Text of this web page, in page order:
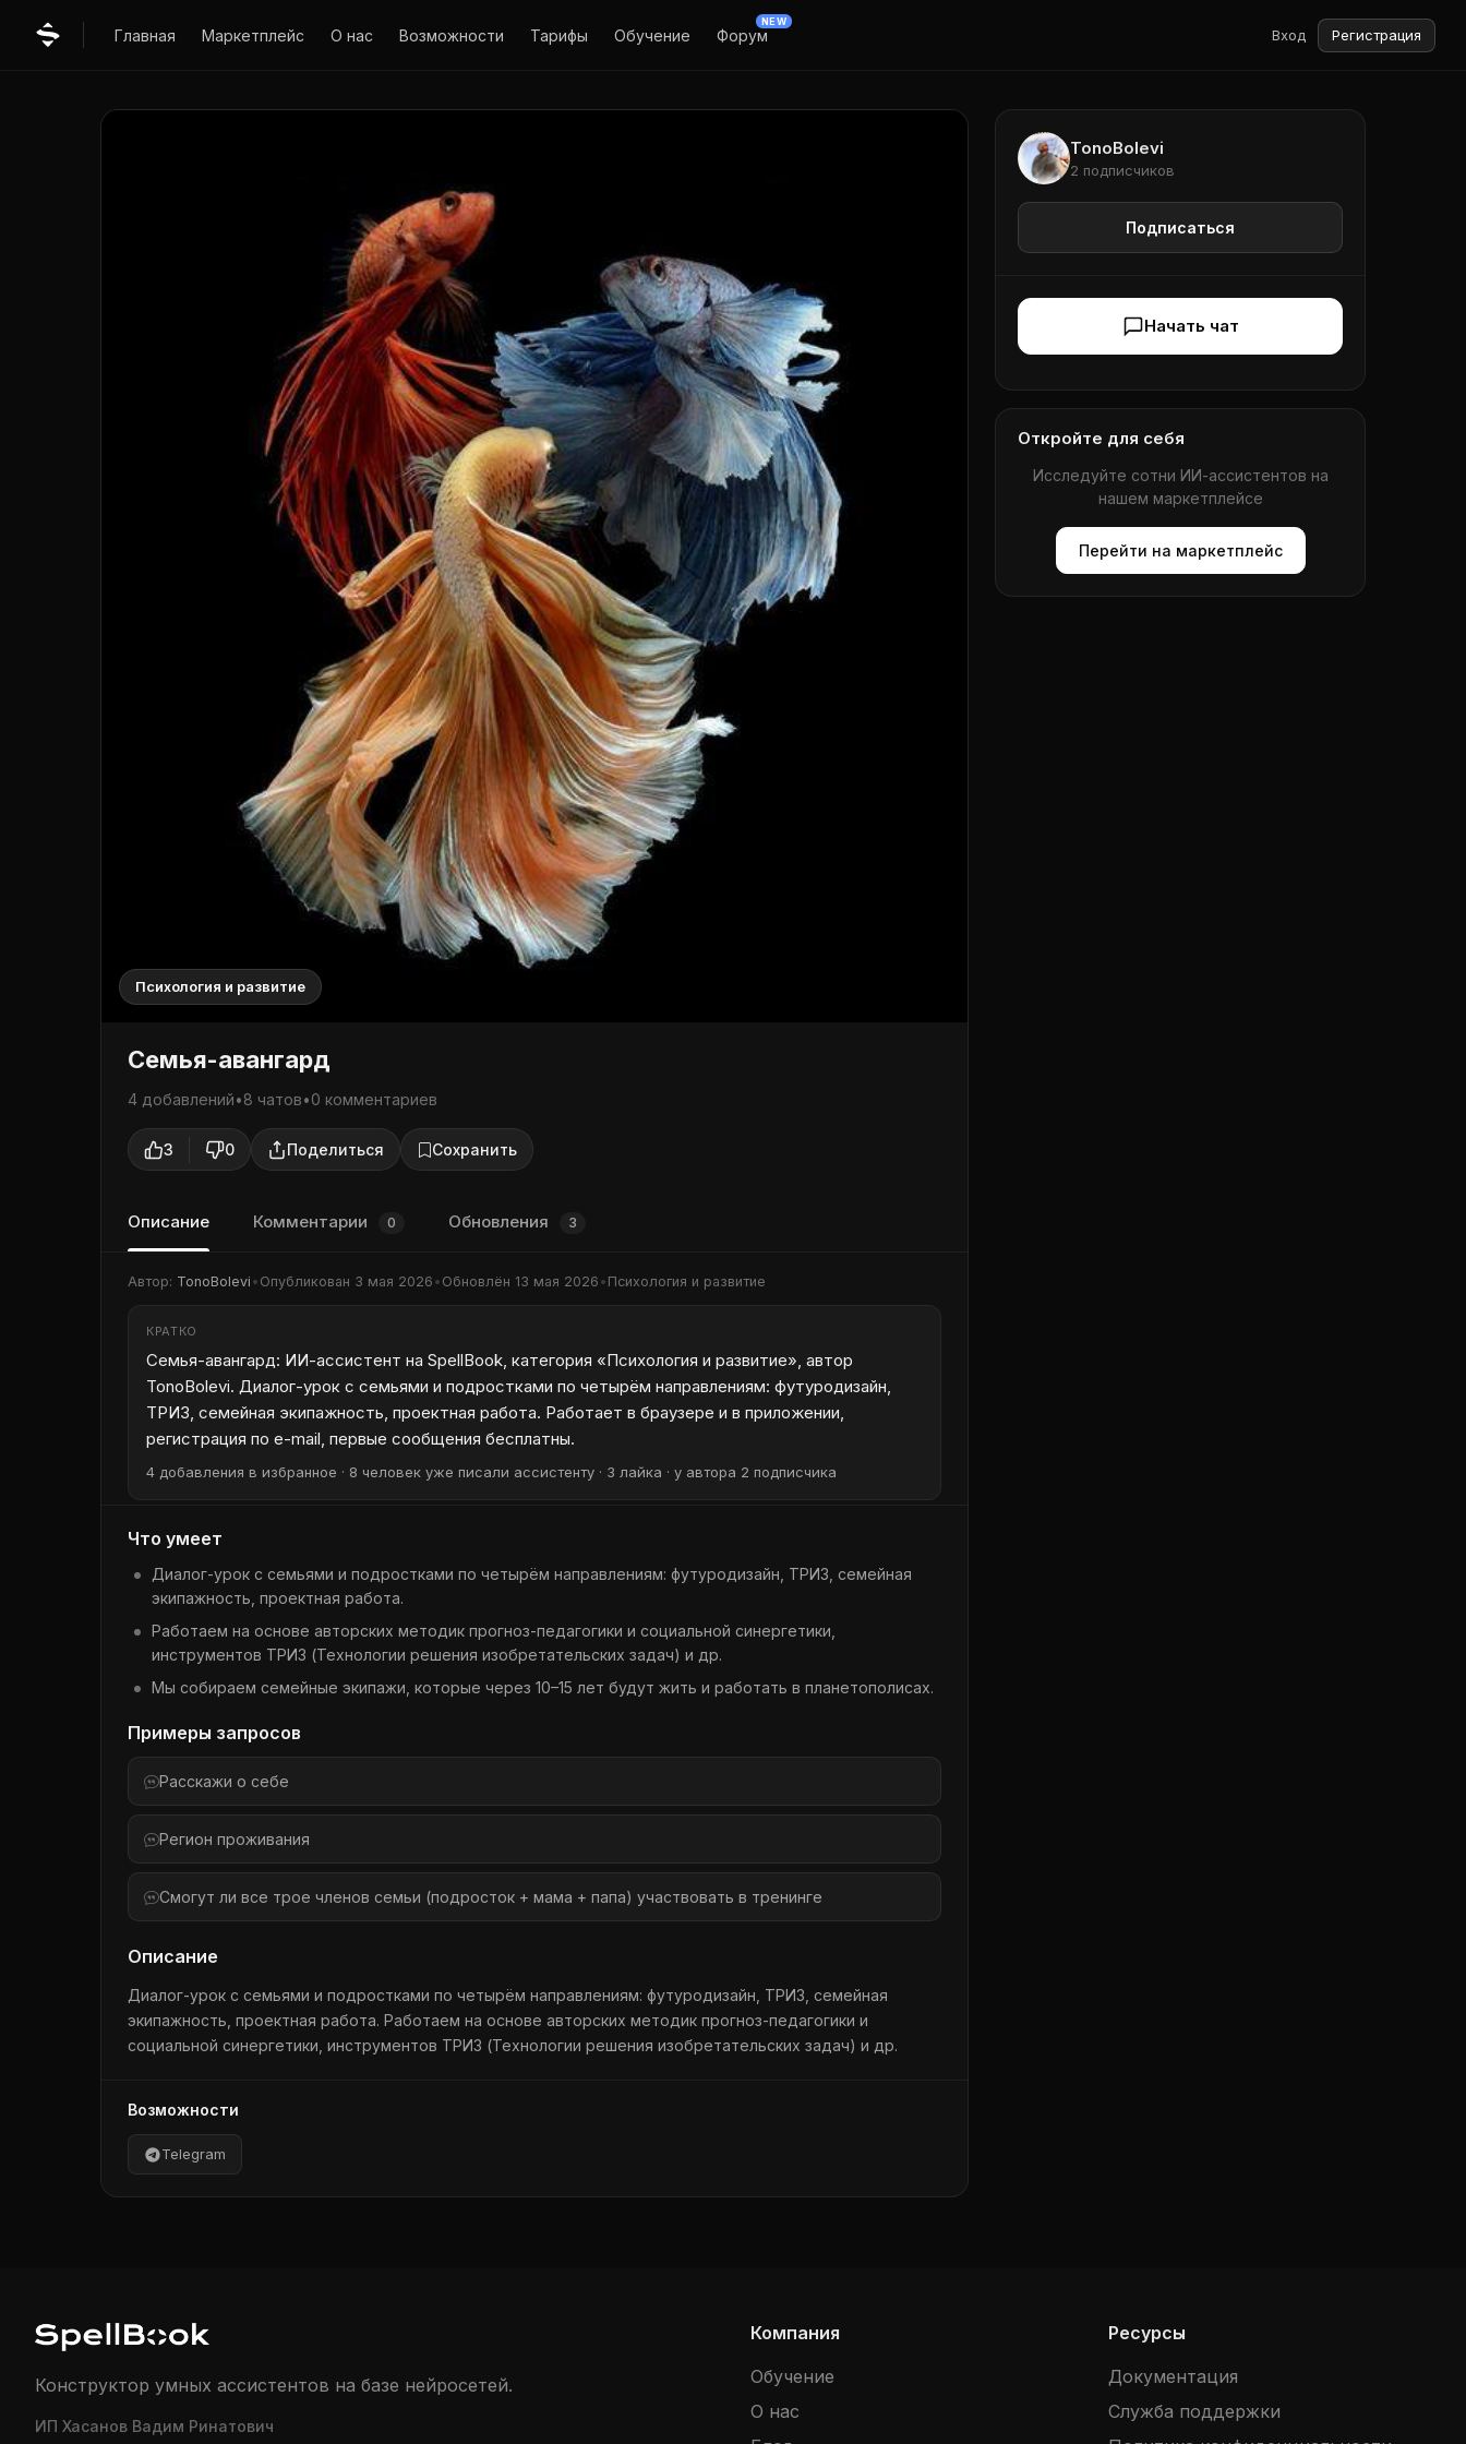
Главная Маркетплейс О нас Возможности Тарифы Обучение Форум
NEW
Вход Регистрация
Психология и развитие
Семья-авангард
4 добавлений•8 чатов•0 комментариев
3 0 Поделиться Сохранить
Описание Комментарии 0 Обновления 3
Автор: TonoBolevi • Опубликован 3 мая 2026 • Обновлён 13 мая 2026 • Психология и развитие
КРАТКО
Семья-авангард: ИИ-ассистент на SpellBook, категория «Психология и развитие», автор
TonoBolevi. Диалог-урок с семьями и подростками по четырём направлениям: футуродизайн,
ТРИЗ, семейная экипажность, проектная работа. Работает в браузере и в приложении,
регистрация по e-mail, первые сообщения бесплатны.
4 добавления в избранное · 8 человек уже писали ассистенту · 3 лайка · у автора 2 подписчика
Что умеет
Диалог-урок с семьями и подростками по четырём направлениям: футуродизайн, ТРИЗ, семейная
экипажность, проектная работа.
Работаем на основе авторских методик прогноз-педагогики и социальной синергетики,
инструментов ТРИЗ (Технологии решения изобретательских задач) и др.
Мы собираем семейные экипажи, которые через 10–15 лет будут жить и работать в планетополисах.
Примеры запросов
Расскажи о себе
Регион проживания
Смогут ли все трое членов семьи (подросток + мама + папа) участвовать в тренинге
Описание
Диалог-урок с семьями и подростками по четырём направлениям: футуродизайн, ТРИЗ, семейная
экипажность, проектная работа. Работаем на основе авторских методик прогноз-педагогики и
социальной синергетики, инструментов ТРИЗ (Технологии решения изобретательских задач) и др.
Возможности
Telegram
TonoBolevi
2 подписчиков
Подписаться
Начать чат
Откройте для себя
Исследуйте сотни ИИ-ассистентов на
нашем маркетплейсе
Перейти на маркетплейс
Конструктор умных ассистентов на базе нейросетей.
ИП Хасанов Вадим Ринатович
Компания
Обучение
О нас
Ресурсы
Документация
Служба поддержки